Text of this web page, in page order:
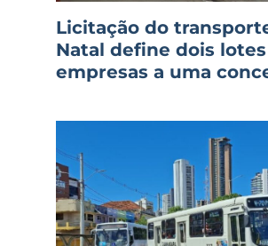
Licitação do
Natal define dois
empresas a uma